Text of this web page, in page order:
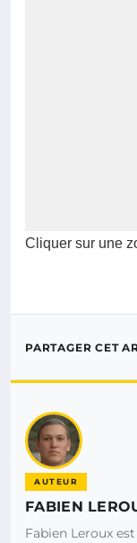
Cliquer sur une
PARTAGER CET
AUTEUR
FABIEN
Fabien Leroux